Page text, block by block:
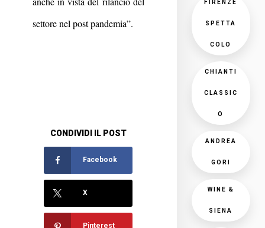
settore nel post pandemia”.
CONDIVIDI IL POST
Facebook
X
Pinterest
FIRENZE
SPETTA
COLO
CHIANTI
CLASSIC
O
ANDREA
GORI
WINE &
SIENA